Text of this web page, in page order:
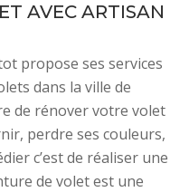
AVEC ARTISAN
propose ses services
dans la ville de
de rénover votre volet
perdre ses couleurs,
c’est de réaliser une
de volet est une